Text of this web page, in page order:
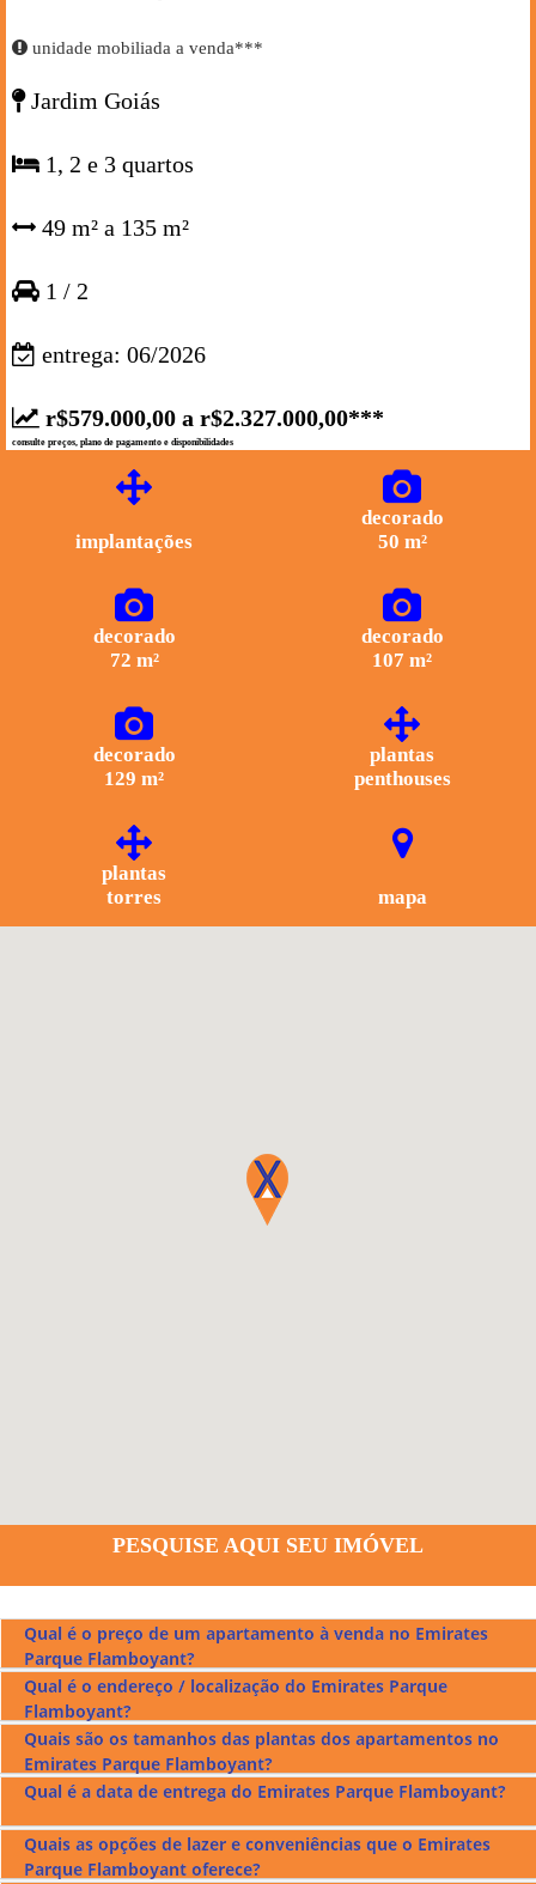
unidade mobiliada a venda***
Jardim Goiás
1, 2 e 3 quartos
49 m² a 135 m²
1 / 2
entrega: 06/2026
r$579.000,00 a r$2.327.000,00***
consulte preços, plano de pagamento e disponibilidades
implantações
decorado
50 m²
decorado
72 m²
decorado
107 m²
decorado
129 m²
plantas
penthouses
plantas
torres
mapa
PESQUISE AQUI SEU IMÓVEL
Qual é o preço de um apartamento à venda no Emirates
Parque Flamboyant?
Os preços dos apartamentos à venda no
Flamboyantficam entre r$579.000,00 a r$2.327.000,00.
Qual é o endereço / localização do Emirates Parque
Flamboyant?
OEmirates Parque Flamboyant
no Jardim Goiás em Goiânia, confira no mapa acima.
Quais são os tamanhos das plantas dos apartamentos no
Emirates Parque Flamboyant?
plantas de 47 m², 50 m², 69 m², 72 m², 74 m², 104 m², 107 m²,
129 m², 132 m² e opções de 1, 2 e 3 suítes.
Qual é a data de entrega do Emirates Parque Flamboyant?
OEmirates Parque Flamboyant
Quais as opções de lazer e conveniências que o Emirates
Parque Flamboyant oferece?